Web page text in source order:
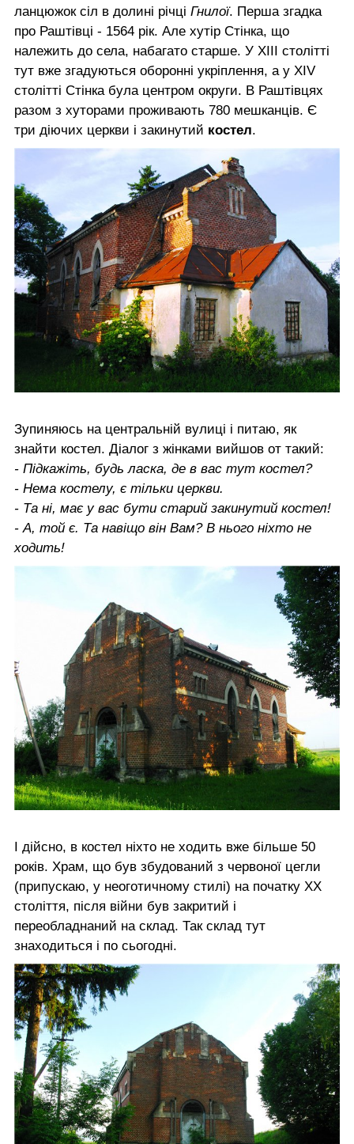
ланцюжок сіл в долині річці Гнилої. Перша згадка
про Раштівці - 1564 рік. Але хутір Стінка, що
належить до села, набагато старше. У XIII столітті
тут вже згадуються оборонні укріплення, а у XIV
столітті Стінка була центром округи. В Раштівцях
разом з хуторами проживають 780 мешканців. Є
три діючих церкви і закинутий костел.
Зупиняюсь на центральній вулиці і питаю, як
знайти костел. Діалог з жінками вийшов от такий:
- Підкажіть, будь ласка, де в вас тут костел?
- Нема костелу, є тільки церкви.
- Та ні, має у вас бути старий закинутий костел!
- А, той є. Та навіщо він Вам? В нього ніхто не
ходить!
І дійсно, в костел ніхто не ходить вже більше 50
років. Храм, що був збудований з червоної цегли
(припускаю, у неоготичному стилі) на початку ХХ
століття, після війни був закритий і
переобладнаний на склад. Так склад тут
знаходиться і по сьогодні.